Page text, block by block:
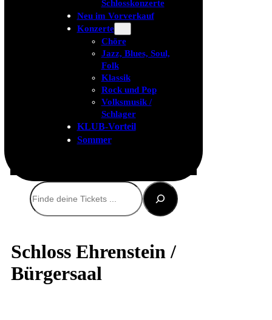
Schlosskonzerte
Neu im Vorverkauf
Konzerte
Chöre
Jazz, Blues, Soul,
Folk
Klassik
Rock und Pop
Volksmusik /
Schlager
KLUB-Vorteil
Sommer
Suchen
Schloss Ehrenstein /
Bürgersaal